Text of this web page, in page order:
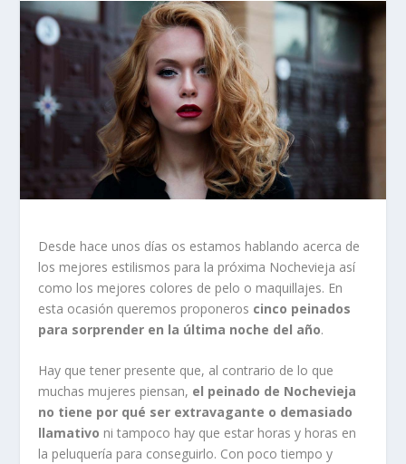
Desde hace unos días os estamos hablando acerca de
los mejores estilismos para la próxima Nochevieja así
como los mejores colores de pelo o maquillajes. En
esta ocasión queremos proponeros cinco peinados
para sorprender en la última noche del año.
Hay que tener presente que, al contrario de lo que
muchas mujeres piensan, el peinado de Nochevieja
no tiene por qué ser extravagante o demasiado
llamativo ni tampoco hay que estar horas y horas en
la peluquería para conseguirlo. Con poco tiempo y